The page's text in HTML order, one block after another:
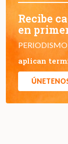
Recibe
en
aplican